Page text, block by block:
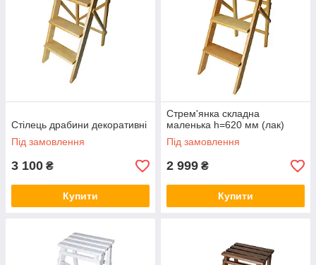
Стілець драбини декоративні
Під замовлення
3 100 ₴
Купити
Стрем'янка складна
маленька h=620 мм (лак)
Під замовлення
2 999 ₴
Купити